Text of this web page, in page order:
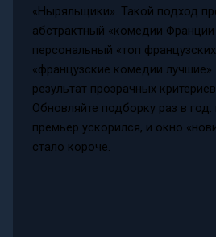
«Ныряльщики». Такой подход
абстрактный «комедии Франции
персональный «топ
«французские комедии лучшие»
результат прозрачных
Обновляйте подборку раз в год:
премьер ускорился, и окно
стало короче.